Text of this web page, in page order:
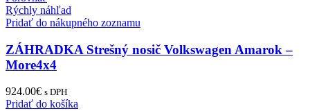
Rýchly náhľad
Pridať do nákupného zoznamu
ZÁHRADKA Strešný nosič Volkswagen Amarok –
More4x4
924.00€ s DPH
Pridať do košíka